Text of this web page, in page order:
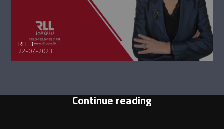
RLL 3
22-07-2023
Continue reading